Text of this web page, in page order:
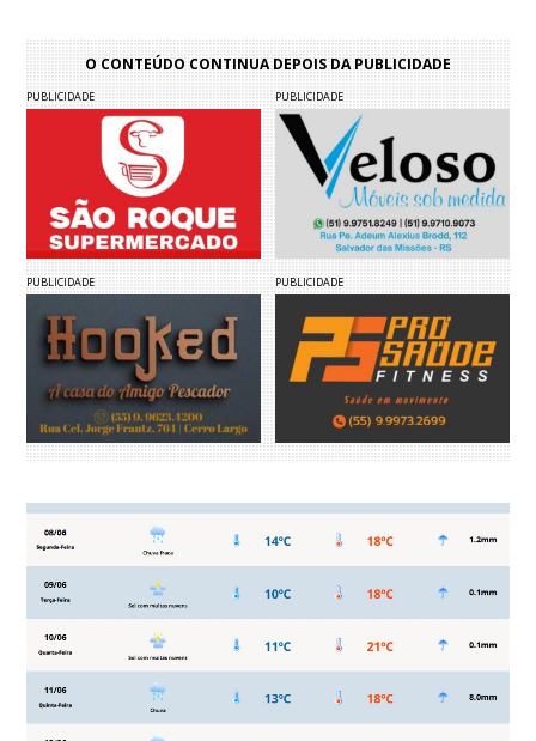
O CONTEÚDO CONTINUA DEPOIS DA PUBLICIDADE
PUBLICIDADE PUBLICIDADE
PUBLICIDADE PUBLICIDADE